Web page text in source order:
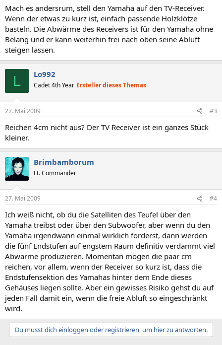
Mach es andersrum, stell den Yamaha auf den TV-Receiver.
Wenn der etwas zu kurz ist, einfach passende Holzklötze
basteln. Die Abwärme des Receivers ist für den Yamaha ohne
Belang und er kann weiterhin frei nach oben seine Abluft
steigen lassen.
L Lo992
Cadet 4th Year Ersteller dieses Themas
27. Mai 2009 #3
Reichen 4cm nicht aus? Der TV Receiver ist ein ganzes Stück
kleiner.
Brimbamborum
Lt. Commander
27. Mai 2009 #4
Ich weiß nicht, ob du die Satelliten des Teufel über den
Yamaha treibst oder über den Subwoofer, aber wenn du den
Yamaha irgendwann einmal wirklich forderst, dann werden
die fünf Endstufen auf engstem Raum definitiv verdammt viel
Abwärme produzieren. Momentan mögen die paar cm
reichen, vor allem, wenn der Receiver so kurz ist, dass die
Endstufensektion des Yamahas hinter dem Ende dieses
Gehäuses liegen sollte. Aber ein gewisses Risiko gehst du auf
jeden Fall damit ein, wenn die freie Abluft so eingeschränkt
wird.
Du musst dich einloggen oder registrieren, um hier zu antworten.